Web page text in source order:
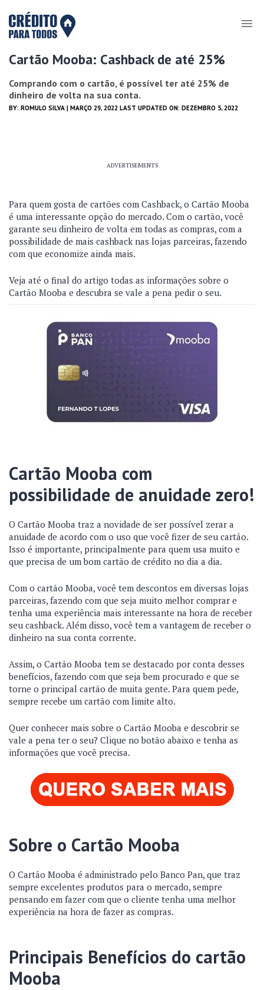
Cartão Mooba: Cashback de até 25%
Comprando com o cartão, é possível ter até 25% de
dinheiro de volta na sua conta.
BY: ROMULO SILVA | MARÇO 29, 2022 LAST UPDATED ON: DEZEMBRO 5, 2022
ADVERTISEMENTS
Para quem gosta de cartões com Cashback, o Cartão Mooba
é uma interessante opção do mercado. Com o cartão, você
garante seu dinheiro de volta em todas as compras, com a
possibilidade de mais cashback nas lojas parceiras, fazendo
com que economize ainda mais.
Veja até o final do artigo todas as informações sobre o
Cartão Mooba e descubra se vale a pena pedir o seu.
Cartão Mooba com
possibilidade de anuidade zero!
O Cartão Mooba traz a novidade de ser possível zerar a
anuidade de acordo com o uso que você fizer de seu cartão.
Isso é importante, principalmente para quem usa muito e
que precisa de um bom cartão de crédito no dia a dia.
Com o cartão Mooba, você tem descontos em diversas lojas
parceiras, fazendo com que seja muito melhor comprar e
tenha uma experiência mais interessante na hora de receber
seu cashback. Além disso, você tem a vantagem de receber o
dinheiro na sua conta corrente.
Assim, o Cartão Mooba tem se destacado por conta desses
benefícios, fazendo com que seja bem procurado e que se
torne o principal cartão de muita gente. Para quem pede,
sempre recebe um cartão com limite alto.
Quer conhecer mais sobre o Cartão Mooba e descobrir se
vale a pena ter o seu? Clique no botão abaixo e tenha as
informações que você precisa.
Sobre o Cartão Mooba
O Cartão Mooba é administrado pelo Banco Pan, que traz
sempre excelentes produtos para o mercado, sempre
pensando em fazer com que o cliente tenha uma melhor
experiência na hora de fazer as compras.
Principais Benefícios do cartão
Mooba